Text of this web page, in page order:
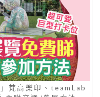
梵高樂印、teamLab